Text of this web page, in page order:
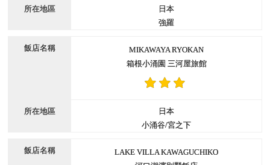
日本
強羅
MIKAWAYA RYOKAN
箱根小涌園 三河屋旅館
日本
小涌谷/宮之下
LAKE VILLA KAWAGUCHIKO